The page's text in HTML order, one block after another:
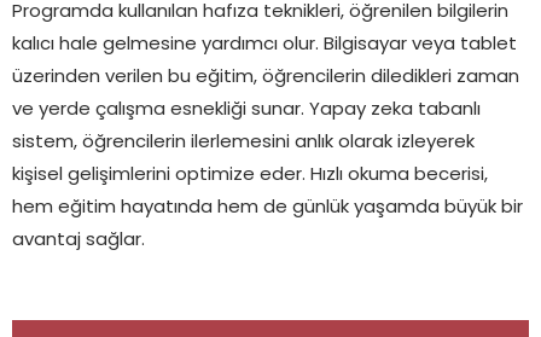
Programda kullanılan hafıza teknikleri, öğrenilen bilgilerin
kalıcı hale gelmesine yardımcı olur. Bilgisayar veya tablet
üzerinden verilen bu eğitim, öğrencilerin diledikleri zaman
ve yerde çalışma esnekliği sunar. Yapay zeka tabanlı
sistem, öğrencilerin ilerlemesini anlık olarak izleyerek
kişisel gelişimlerini optimize eder. Hızlı okuma becerisi,
hem eğitim hayatında hem de günlük yaşamda büyük bir
avantaj sağlar.